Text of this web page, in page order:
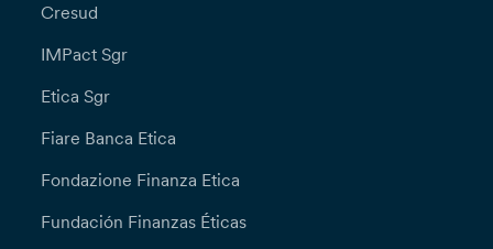
Cresud
IMPact Sgr
Etica Sgr
Fiare Banca Etica
Fondazione Finanza Etica
Fundación Finanzas Éticas